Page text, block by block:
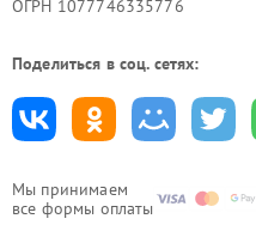
Мы принимаем
все формы оплаты
ОГРН 1077746335776
Поделиться в соц. сетях: